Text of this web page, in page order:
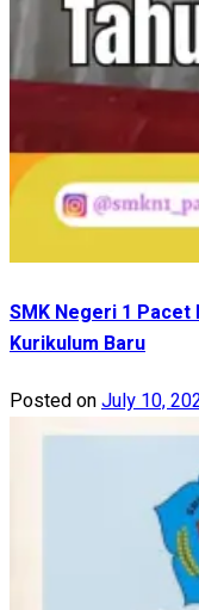
SMK Negeri 1 Pacet
Kurikulum Baru
Posted onJuly 10,